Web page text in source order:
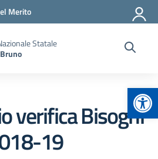
Merito
Statale
verifica Bisogni
19